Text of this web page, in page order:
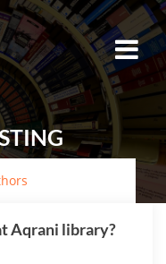
Aqrani library?